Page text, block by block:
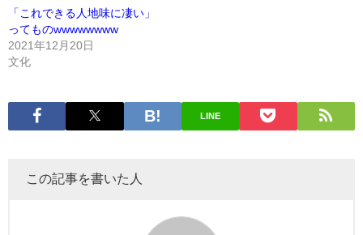
「これできる人地味に凄い」
ってものwwwwwwww
2021年12月20日
文化
LINE
この記事を書いた人